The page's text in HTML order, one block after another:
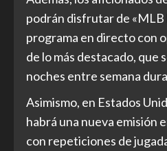
podrán disfrutar de «MLB
programa en directo con
de lo más destacado, que
noches entre semana
Asimismo, en Estados
habrá una nueva emisión
con repeticiones de